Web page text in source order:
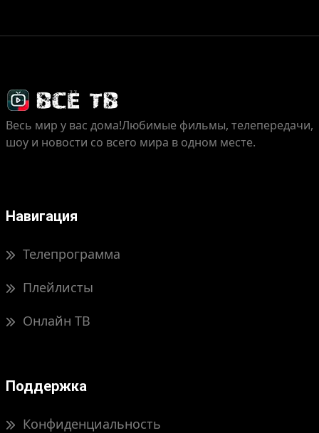
Весь мир у вас дома!Любимые фильмы, телепередачи,
шоу и новости со всего мира в одном месте.
Навигация
Телепрограмма
Плейлисты
Онлайн ТВ
Поддержка
Конфиденциальность